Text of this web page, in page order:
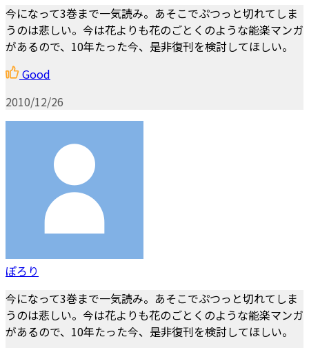
今になって3巻まで一気読み。あそこでぷつっと切れてしま
うのは悲しい。今は花よりも花のごとくのような能楽マンガ
があるので、10年たった今、是非復刊を検討してほしい。
Good
2010/12/26
ぽろり
今になって3巻まで一気読み。あそこでぷつっと切れてしま
うのは悲しい。今は花よりも花のごとくのような能楽マンガ
があるので、10年たった今、是非復刊を検討してほしい。